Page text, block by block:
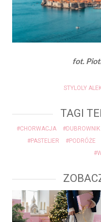
fot.
STYLOLY
TAGI
#CHORWACJA #DUBROWNIK
#PASTELIER
#PODRÓŻE